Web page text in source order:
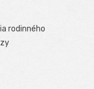
rodinného